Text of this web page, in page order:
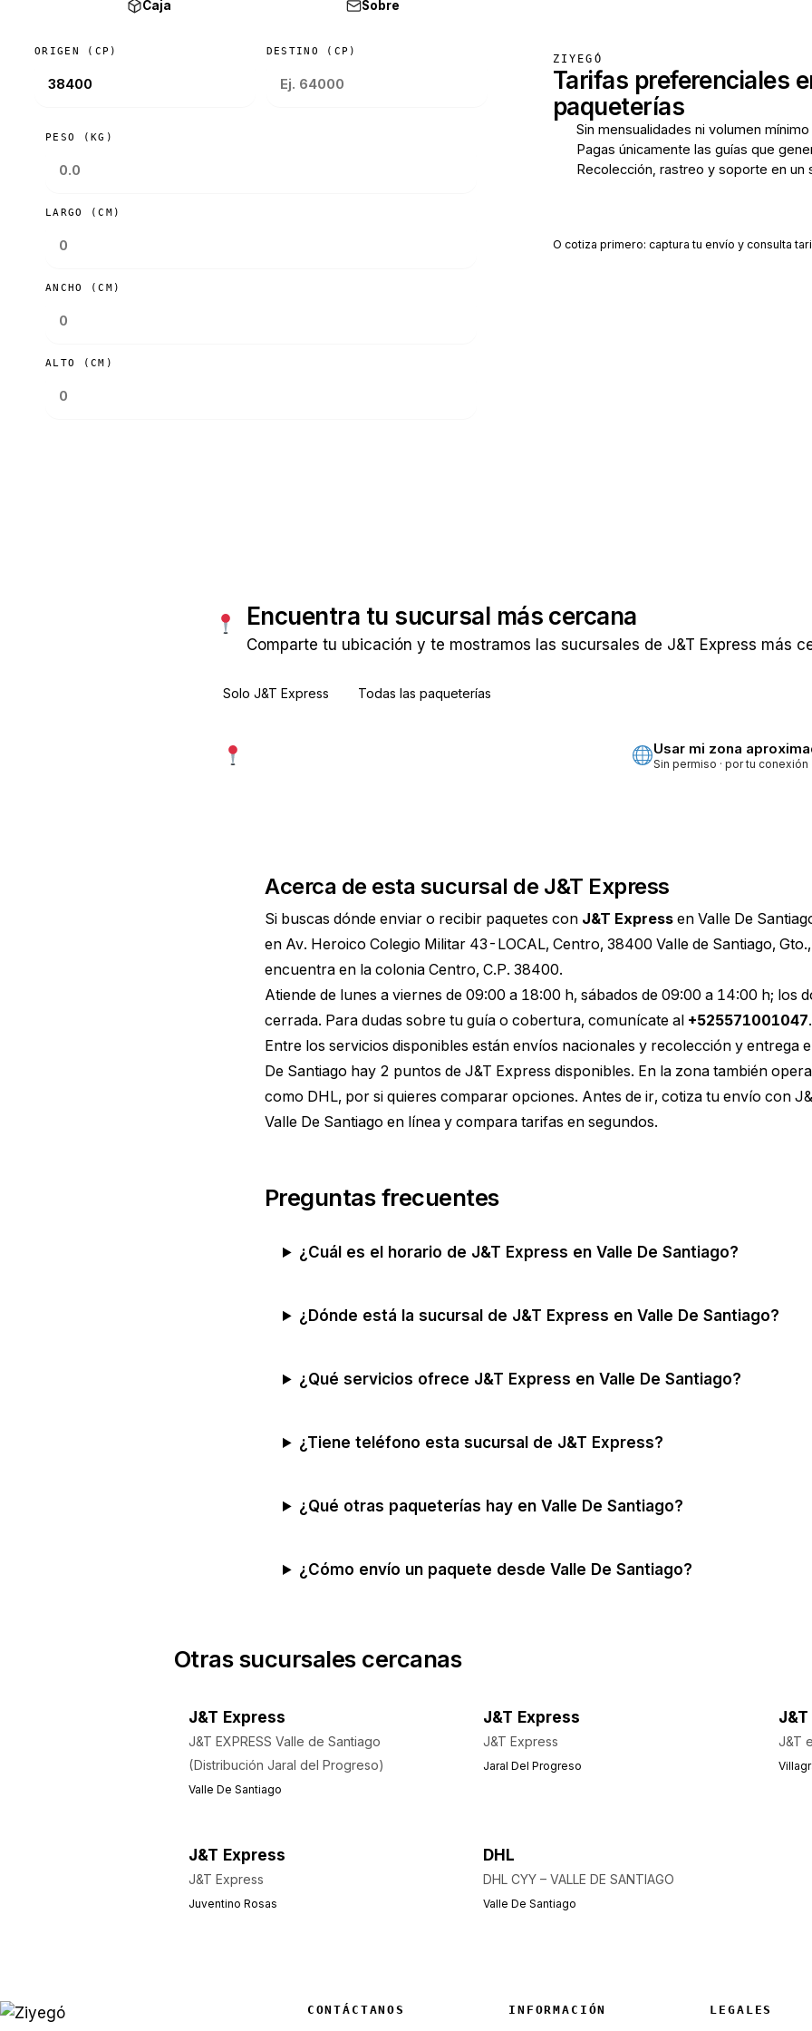
Caja Sobre
ORIGEN (CP) DESTINO (CP)
PESO (KG)
LARGO (CM)
ANCHO (CM)
ALTO (CM)
ZIYEGÓ
Tarifas preferenciales
paqueterías
Sin mensualidades ni volumen mínimo
Pagas únicamente las guías que
Recolección, rastreo y soporte en un
O cotiza primero: captura tu envío y consulta
Encuentra tu sucursal más cercana
Comparte tu ubicación y te mostramos las sucursales de J&T Express más
Solo J&T Express Todas las paqueterías
Usar mi zona
Sin permiso · por tu conexión
Acerca de esta sucursal de J&T Express
Si buscas dónde enviar o recibir paquetes con J&T Express en Valle De
en Av. Heroico Colegio Militar 43-LOCAL, Centro, 38400 Valle de Santiago,
encuentra en la colonia Centro, C.P. 38400.
Atiende de lunes a viernes de 09:00 a 18:00 h, sábados de 09:00 a 14:00 h; los
cerrada. Para dudas sobre tu guía o cobertura, comunícate al +525571001047.
Entre los servicios disponibles están envíos nacionales y recolección y entrega
De Santiago hay 2 puntos de J&T Express disponibles. En la zona también
como DHL, por si quieres comparar opciones. Antes de ir, cotiza tu envío con
Valle De Santiago en línea y compara tarifas en segundos.
Preguntas frecuentes
¿Cuál es el horario de J&T Express en Valle De Santiago?
¿Dónde está la sucursal de J&T Express en Valle De Santiago?
¿Qué servicios ofrece J&T Express en Valle De Santiago?
¿Tiene teléfono esta sucursal de J&T Express?
¿Qué otras paqueterías hay en Valle De Santiago?
¿Cómo envío un paquete desde Valle De Santiago?
Otras sucursales cercanas
J&T Express
J&T EXPRESS Valle de Santiago
(Distribución Jaral del Progreso)
Valle De Santiago
J&T Express
J&T Express
Jaral Del Progreso
J&T
J&T Express
J&T Express
Juventino Rosas
DHL
DHL CYY – VALLE DE SANTIAGO
Valle De Santiago
CONTÁCTANOS INFORMACIÓN LEGALES